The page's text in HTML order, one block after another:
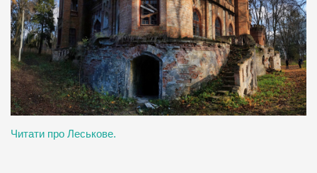
Читати про Леськове.